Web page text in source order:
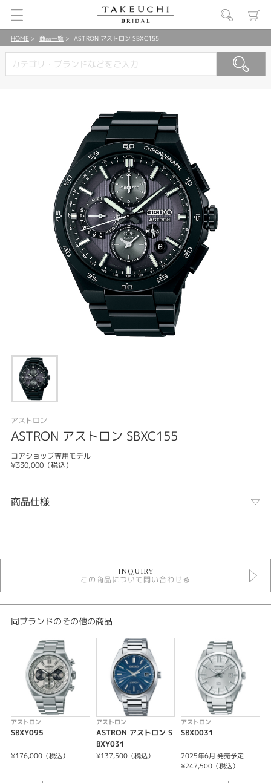
HOME 商品一覧 ASTRON アストロン SBXC155
アストロン
ASTRON アストロン SBXC155
コアショップ専用モデル
¥330,000（税込）
商品仕様
時計
10気圧防水
メンズウォッチ
金属ベルト
メンズ 腕時計
アストロン
性別
メンズ
腕時計
INQUIRY
この商品について問い合わせる
同ブランドのその他の商品
アストロン
SBXY095
¥176,000（税込）
アストロン
ASTRON アストロン S
BXY031
¥137,500（税込）
アストロン
SBXD031
2025年6月 発売予定
¥247,500（税込）